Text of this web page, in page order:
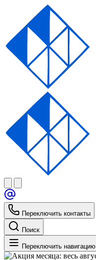
Переключить контакты
Поиск
Переключить навигацию